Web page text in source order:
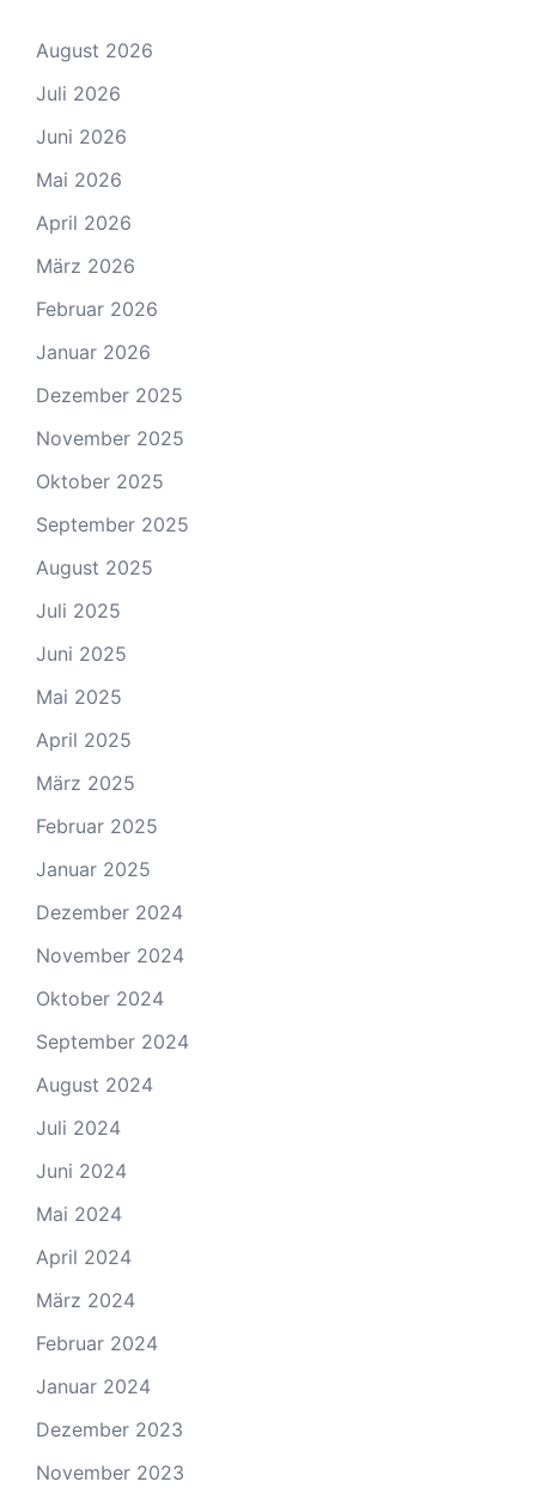
August 2026
Juli 2026
Juni 2026
Mai 2026
April 2026
März 2026
Februar 2026
Januar 2026
Dezember 2025
November 2025
Oktober 2025
September 2025
August 2025
Juli 2025
Juni 2025
Mai 2025
April 2025
März 2025
Februar 2025
Januar 2025
Dezember 2024
November 2024
Oktober 2024
September 2024
August 2024
Juli 2024
Juni 2024
Mai 2024
April 2024
März 2024
Februar 2024
Januar 2024
Dezember 2023
November 2023